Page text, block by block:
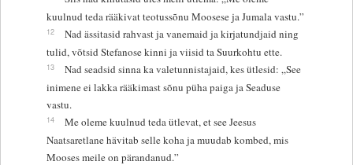
kuulnud teda rääkivat teotussõnu Moosese ja Jumala vastu.”
12
Nad ässitasid rahvast ja vanemaid ja kirjatundjaid ning
tulid, võtsid Stefanose kinni ja viisid ta Suurkohtu ette.
13
Nad seadsid sinna ka valetunnistajaid, kes ütlesid: „See
inimene ei lakka rääkimast sõnu püha paiga ja Seaduse
vastu.
14
Me oleme kuulnud teda ütlevat, et see Jeesus
Naatsaretlane hävitab selle koha ja muudab kombed, mis
Mooses meile on pärandanud.”